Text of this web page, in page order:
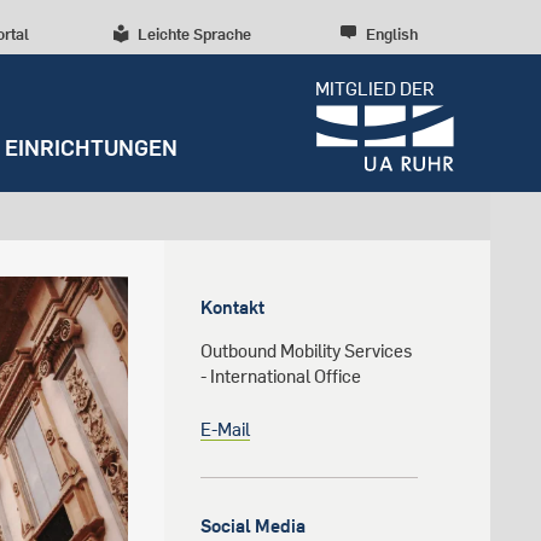
Leichte Sprache English
MITGLIED DER
Studentenleben
Beratung und Anlaufstellen
Forschungskultur
Forschungsstrukturen
Early Career Researchers
Entrepreneurship
Wissenschaftliche Beratung
RUBIN
Archiv
Redaktion
Diversität, Inklusion,
Talententwicklung
Nachhaltigkeit
Campusentwicklung
Spenden und Stiften
EINRICHTUNGEN
Weitere Einrichtungen
Kontakt
Outbound Mobility Services
- International Office
E-Mail
Social Media